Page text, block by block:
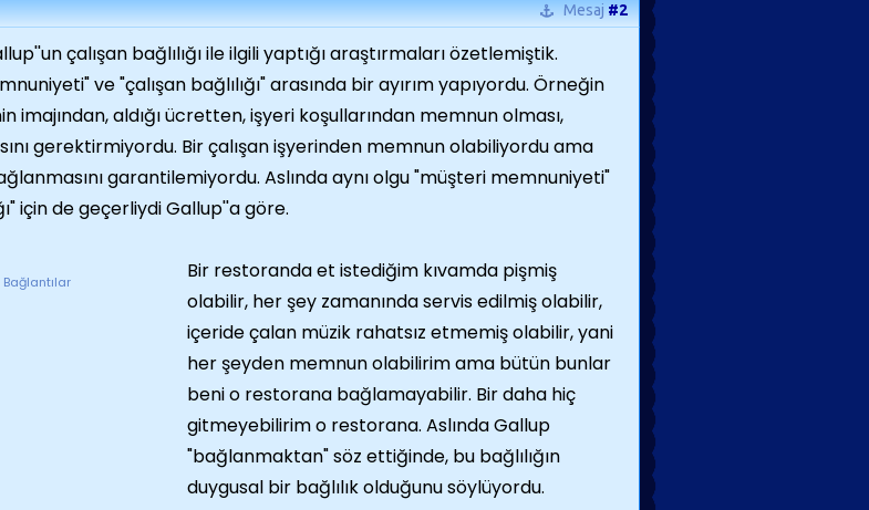
Mesaj#2
çalışan bağlılığı ile ilgili yaptığı araştırmaları özetlemiştik.
ve "çalışan bağlılığı" arasında bir ayırım yapıyordu. Örneğin
imajından, aldığı ücretten, işyeri koşullarından memnun olması,
gerektirmiyordu. Bir çalışan işyerinden memnun olabiliyordu ama
garantilemiyordu. Aslında aynı olgu "müşteri memnuniyeti"
için de geçerliydi Gallup''a göre.
Bir restoranda et istediğim kıvamda pişmiş
olabilir, her şey zamanında servis edilmiş olabilir,
içeride çalan müzik rahatsız etmemiş olabilir, yani
her şeyden memnun olabilirim ama bütün bunlar
beni o restorana bağlamayabilir. Bir daha hiç
gitmeyebilirim o restorana. Aslında Gallup
"bağlanmaktan" söz ettiğinde, bu bağlılığın
duygusal bir bağlılık olduğunu söylüyordu.